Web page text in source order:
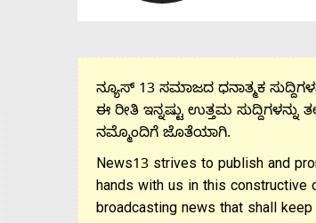
ನ್ಯೂಸ್ 13 ಸಮಾಜದ ಧನಾತ್ಮಕ
ಈ ರೀತಿ ಇನ್ನಷ್ಟು ಉತ್ತಮ ಸುದ್ದಿಗಳನ್ನು
ನಮ್ಮೊಂದಿಗೆ ಜೊತೆಯಾಗಿ.
News13 strives to publish and
hands with us in this constructive
broadcasting news that shall